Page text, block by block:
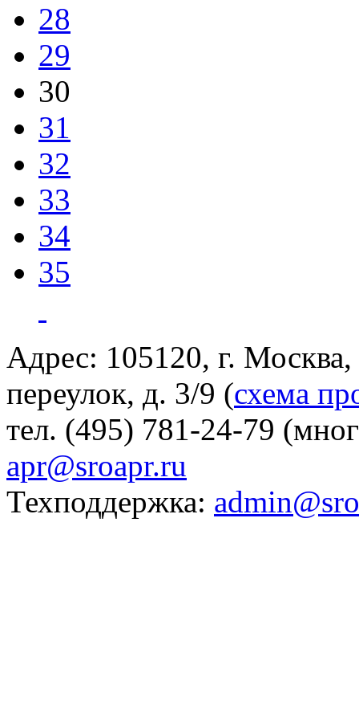
28
29
30
31
32
33
34
35
Адрес: 105120, г.
переулок, д. 3/9 (схема
тел. (495) 781-24-79
apr@sroapr.ru
Техподдержка: